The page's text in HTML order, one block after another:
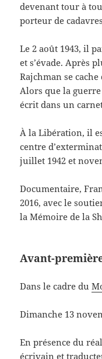
devenant tour à
porteur de
Le 2 août 1943, il
et s’évade. Après
Rajchman se
Alors que la
écrit dans un
À la Libération, il
centre
juillet 1942 et
Documentaire,
2016, avec le
la Mémoire de la
Avant-
Dans le cadre du
Dimanche 13
En présence du
écrivain et